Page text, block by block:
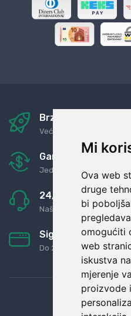
Mi
Ova web
druge
bi
omogućiti
web
iskustva
mjerenje
proizvode
Brza i sigurna
Već za nekoliko dana kod
Garancija u povrat
Jednostavno pravilo:
24/7 odlična
Naši agenti uvijek na
Sigurno obročno
Do 24 rata bez kamata